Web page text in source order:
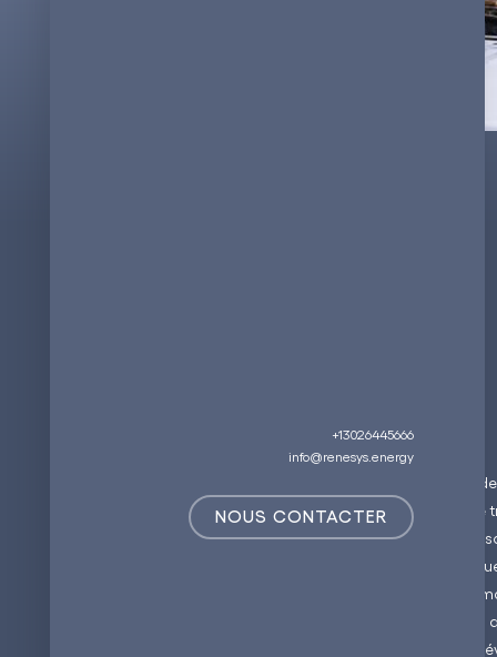
+13026445666
info@renesys.energy
NOUS CONTACTER
À l'ère des avancées
mondial est en train de se
sécurité énergétique, des
ReneSys Energy se
potentiel à dynamiser la
économique locale. Alors
un rôle essentiel dans le